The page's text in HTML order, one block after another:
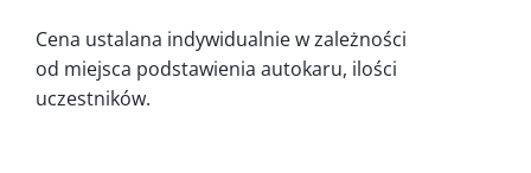
Cena ustalana indywidualnie w zależności
od miejsca podstawienia autokaru, ilości
uczestników.